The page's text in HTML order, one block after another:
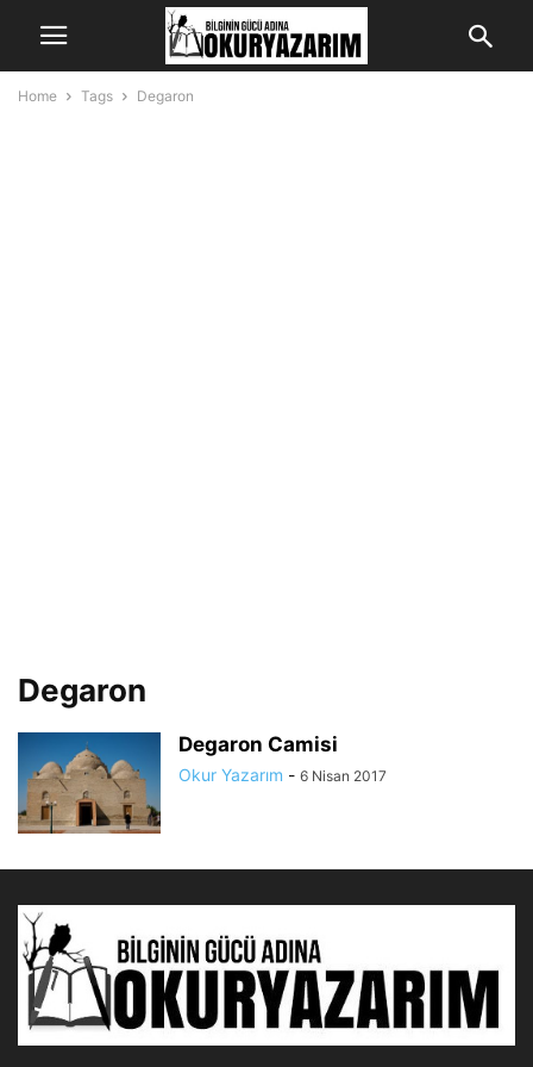
Home Tags Degaron
Degaron
Degaron Camisi
Okur Yazarım - 6 Nisan 2017